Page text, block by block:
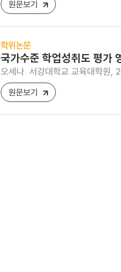
원문보기
학위논문
국가수준 학업성취도 평가
오세나 서강대학교 교육대학원,
원문보기